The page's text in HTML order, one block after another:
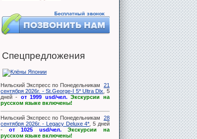
Спецпредложения
Нильский Экспресс по Понедельникам
21
сентября 2026г. - St.George-I 5* Ultra Dlx
, 5
дней - от 1999 usd/чел. Экскурсии на
русском языке включены!
Нильский Экспресс по Понедельникам
28
сентября 2026г. - Legacy Deluxe 4* , 5 дней
- от 1025 usd/чел.
Экскурсии на
русском языке включены!